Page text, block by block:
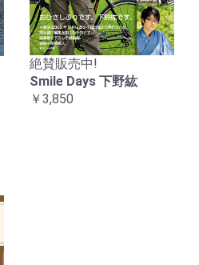
絶賛販売中!
Smile Days 下野紘
￥3,850